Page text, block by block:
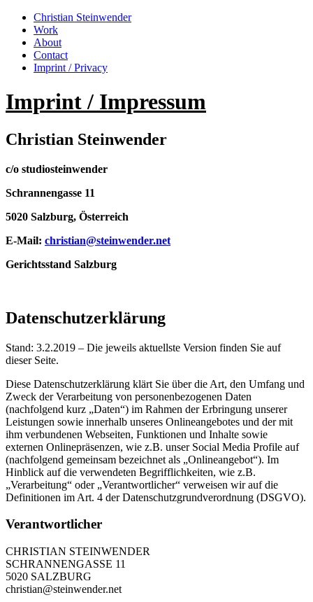
Christian Steinwender
Work
About
Contact
Imprint / Privacy
Imprint / Impressum
Christian Steinwender
c/o studiosteinwender
Schrannengasse 11
5020 Salzburg, Österreich
E-Mail: christian@steinwender.net
Gerichtsstand Salzburg
Datenschutzerklärung
Stand: 3.2.2019 – Die jeweils aktuellste Version finden Sie auf
dieser Seite.
Diese Datenschutzerklärung klärt Sie über die Art, den Umfang und
Zweck der Verarbeitung von personenbezogenen Daten
(nachfolgend kurz „Daten“) im Rahmen der Erbringung unserer
Leistungen sowie innerhalb unseres Onlineangebotes und der mit
ihm verbundenen Webseiten, Funktionen und Inhalte sowie
externen Onlinepräsenzen, wie z.B. unser Social Media Profile auf
(nachfolgend gemeinsam bezeichnet als „Onlineangebot“). Im
Hinblick auf die verwendeten Begrifflichkeiten, wie z.B.
„Verarbeitung“ oder „Verantwortlicher“ verweisen wir auf die
Definitionen im Art. 4 der Datenschutzgrundverordnung (DSGVO).
Verantwortlicher
CHRISTIAN STEINWENDER
SCHRANNENGASSE 11
5020 SALZBURG
christian@steinwender.net